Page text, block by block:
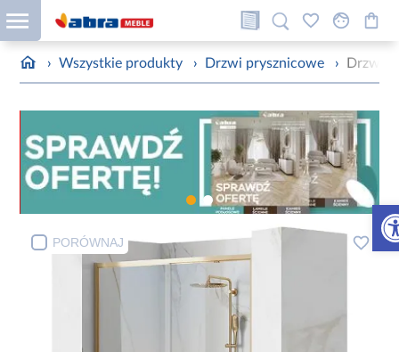
› Wszystkie produkty › Drzwi prysznicowe › Drzwi
PORÓWNAJ